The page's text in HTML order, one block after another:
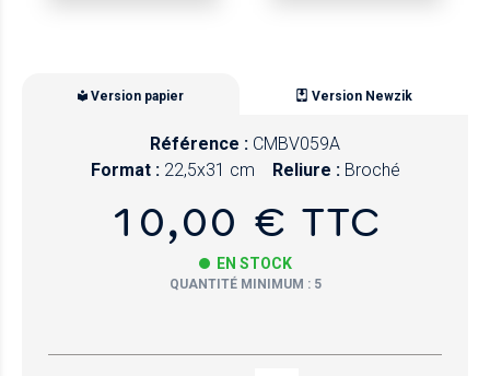
Version papier Version Newzik
Référence : CMBV059A
Format : 22,5x31 cm Reliure : Broché
10,00 € TTC
EN STOCK
QUANTITÉ MINIMUM : 5